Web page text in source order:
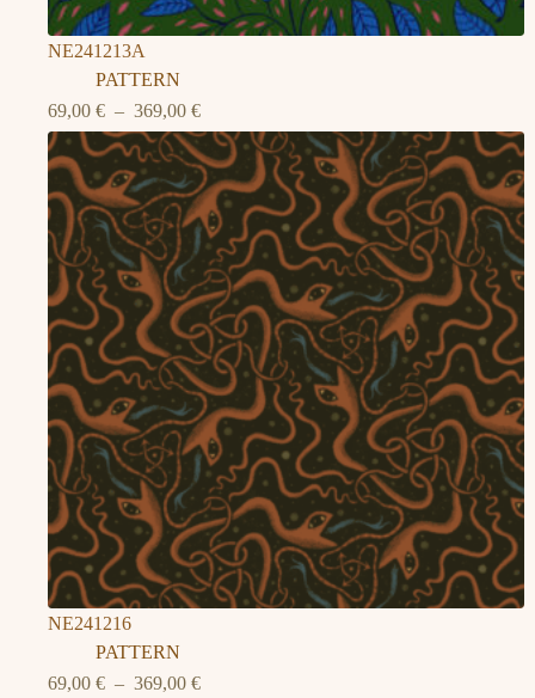
NE241213A
PATTERN
69,00 € – 369,00 €Plage
de
prix :
69,00 €
à
369,00 €
NE241216
PATTERN
69,00 € – 369,00 €Plage